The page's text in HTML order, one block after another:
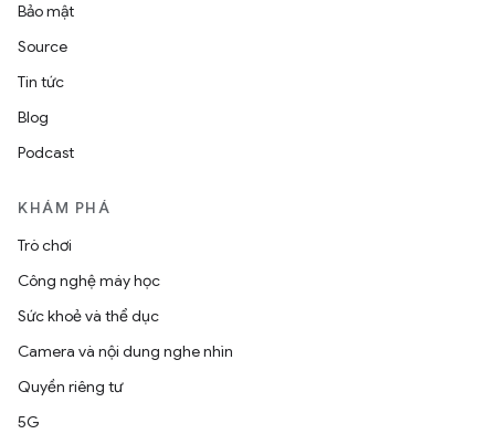
Bảo mật
Source
Tin tức
Blog
Podcast
KHÁM PHÁ
Trò chơi
Công nghệ máy học
Sức khoẻ và thể dục
Camera và nội dung nghe nhìn
Quyền riêng tư
5G